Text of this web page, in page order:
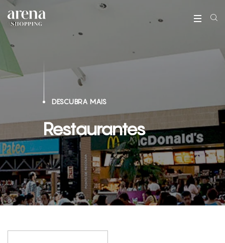
DESCUBRA MAIS
Restaurantes